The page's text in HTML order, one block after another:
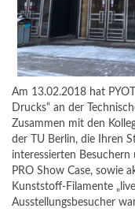
Am 13.02.2018 hat
Drucks“ an der
Zusammen mit den
der TU Berlin, die Ihren
interessierten
PRO Show Case, sowie
Kunststoff-Filamente
Ausstellungsbesucher